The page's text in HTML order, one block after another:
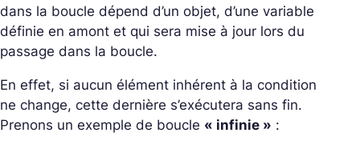
dans la boucle dépend d’un objet, d’une variable
définie en amont et qui sera mise à jour lors du
passage dans la boucle.
En effet, si aucun élément inhérent à la condition
ne change, cette dernière s’exécutera sans fin.
Prenons un exemple de boucle « infinie » :